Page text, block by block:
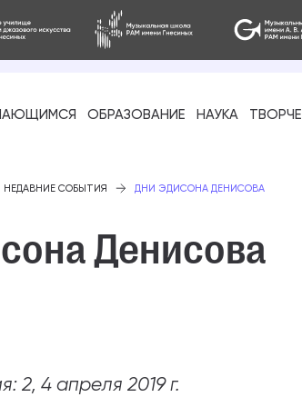
ОБРАЗОВАНИЕ НАУКА
НЕДАВНИЕ СОБЫТИЯ ДНИ ЭДИСОНА ДЕНИСОВА
Денисова
2, 4 апреля 2019 г.